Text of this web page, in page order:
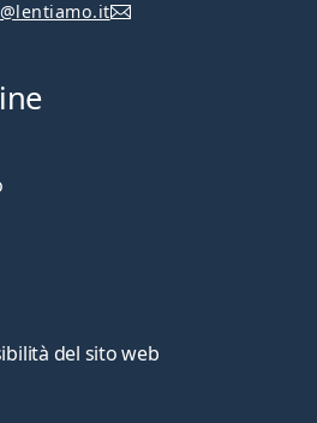
del sito web